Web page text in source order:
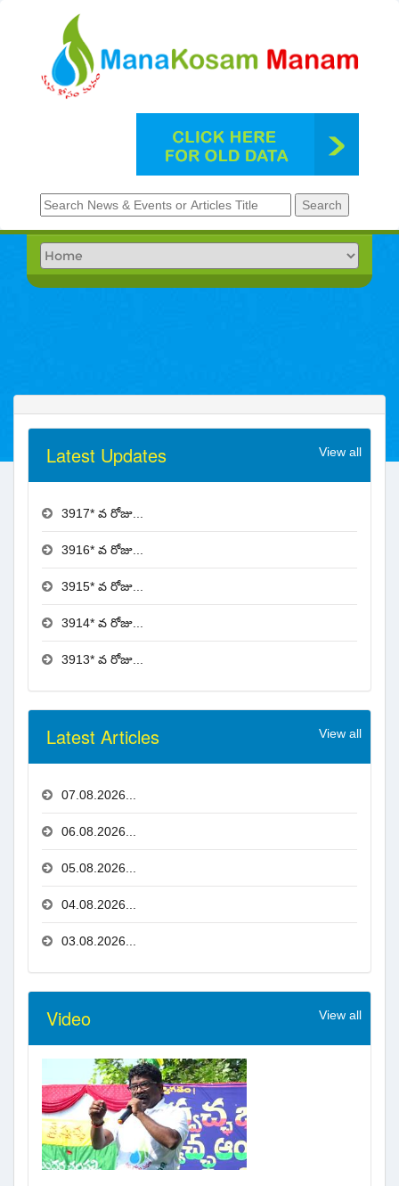
Latest Updates View all
3917* వ రోజు...
3916* వ రోజు...
3915* వ రోజు...
3914* వ రోజు...
3913* వ రోజు...
Latest Articles View all
07.08.2026...
06.08.2026...
05.08.2026...
04.08.2026...
03.08.2026...
Video View all